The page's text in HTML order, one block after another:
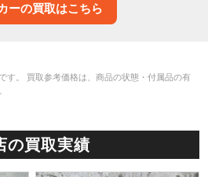
ーの買取はこちら
す。 買取参考価格は、商品の状態・付属品の有
の買取実績